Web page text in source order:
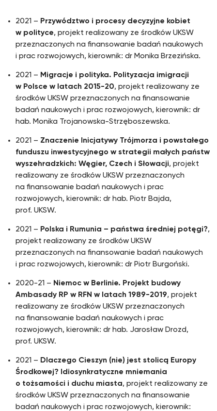
2021 – Przywództwo i procesy decyzyjne kobiet
w polityce, projekt realizowany ze środków UKSW
przeznaczonych na finansowanie badań naukowych
i prac rozwojowych, kierownik: dr Monika Brzezińska.
2021 – Migracje i polityka. Polityzacja imigracji
w Polsce w latach 2015-20, projekt realizowany ze
środków UKSW przeznaczonych na finansowanie
badań naukowych i prac rozwojowych, kierownik: dr
hab. Monika Trojanowska-Strzęboszewska.
2021 – Znaczenie Inicjatywy Trójmorza i powstałego
funduszu inwestycyjnego w strategii małych państw
wyszehradzkich: Węgier, Czech i Słowacji, projekt
realizowany ze środków UKSW przeznaczonych
na finansowanie badań naukowych i prac
rozwojowych, kierownik: dr hab. Piotr Bajda,
prof. UKSW.
2021 – Polska i Rumunia – państwa średniej potęgi?,
projekt realizowany ze środków UKSW
przeznaczonych na finansowanie badań naukowych
i prac rozwojowych, kierownik: dr Piotr Burgoński.
2020-21 – Niemoc w Berlinie. Projekt budowy
Ambasady RP w RFN w latach 1989-2019, projekt
realizowany ze środków UKSW przeznaczonych
na finansowanie badań naukowych i prac
rozwojowych, kierownik: dr hab. Jarosław Drozd,
prof. UKSW.
2021 – Dlaczego Cieszyn (nie) jest stolicą Europy
Środkowej? Idiosynkratyczne mniemania
o tożsamości i duchu miasta, projekt realizowany ze
środków UKSW przeznaczonych na finansowanie
badań naukowych i prac rozwojowych, kierownik: